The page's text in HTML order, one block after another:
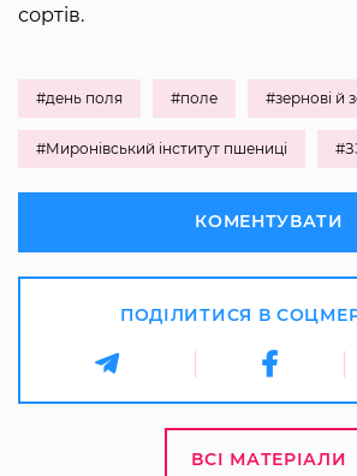
сортів.
#день поля #поле #зернові й
#Миронівський інститут пшениці
КОМЕНТУВАТИ
ПОДІЛИТИСЯ В
ВСІ МАТЕРІАЛИ